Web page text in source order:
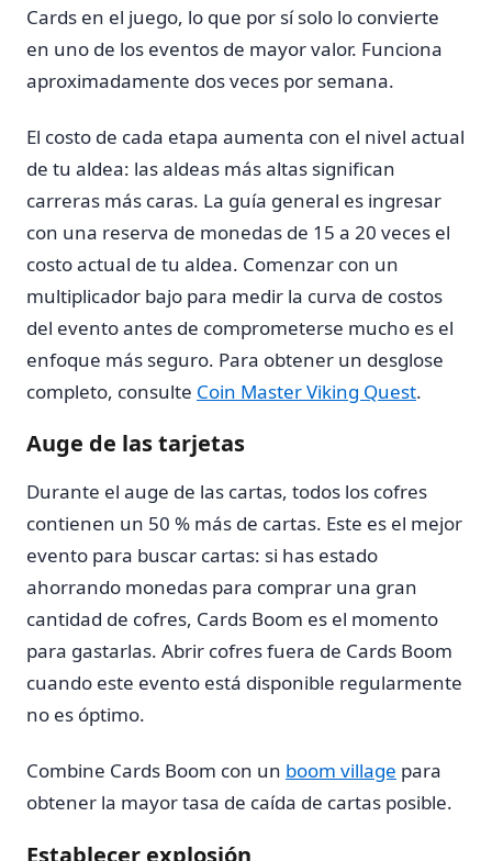
Cards en el juego, lo que por sí solo lo convierte
en uno de los eventos de mayor valor. Funciona
aproximadamente dos veces por semana.
El costo de cada etapa aumenta con el nivel actual
de tu aldea: las aldeas más altas significan
carreras más caras. La guía general es ingresar
con una reserva de monedas de 15 a 20 veces el
costo actual de tu aldea. Comenzar con un
multiplicador bajo para medir la curva de costos
del evento antes de comprometerse mucho es el
enfoque más seguro. Para obtener un desglose
completo, consulte Coin Master Viking Quest.
Auge de las tarjetas
Durante el auge de las cartas, todos los cofres
contienen un 50 % más de cartas. Este es el mejor
evento para buscar cartas: si has estado
ahorrando monedas para comprar una gran
cantidad de cofres, Cards Boom es el momento
para gastarlas. Abrir cofres fuera de Cards Boom
cuando este evento está disponible regularmente
no es óptimo.
Combine Cards Boom con un boom village para
obtener la mayor tasa de caída de cartas posible.
Establecer explosión